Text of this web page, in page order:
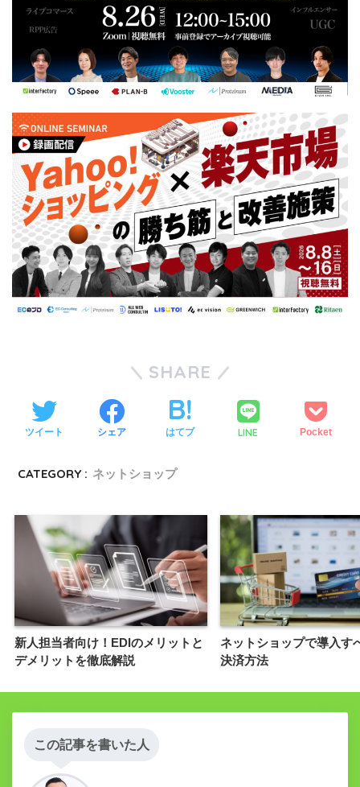
SHARE
ツイート シェア はてブ LINE Pocket
CATEGORY : ネットショップ
新人担当者向け！EDIのメリットと
デメリットを徹底解説
ネットショップで導入す
決済方法
この記事を書いた人